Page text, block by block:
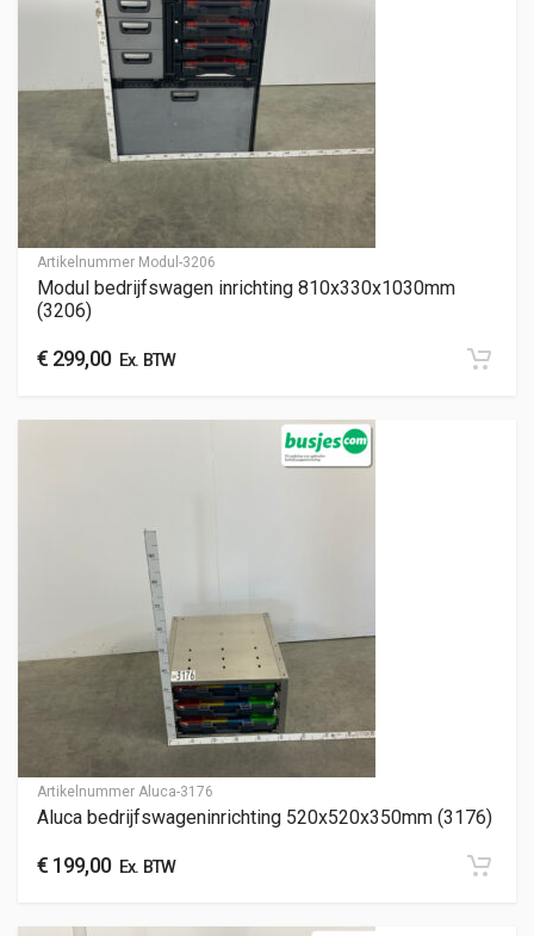
Artikelnummer Modul-3206
Modul bedrijfswagen inrichting 810x330x1030mm
(3206)
€ 299,00Ex. BTW
Artikelnummer Aluca-3176
Aluca bedrijfswageninrichting 520x520x350mm (3176)
€ 199,00Ex. BTW